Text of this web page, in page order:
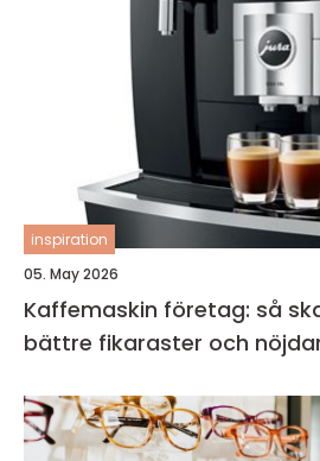
inspiration
05. May 2026
Kaffemaskin företag: så
bättre fikaraster och